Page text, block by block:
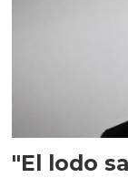
"El lodo